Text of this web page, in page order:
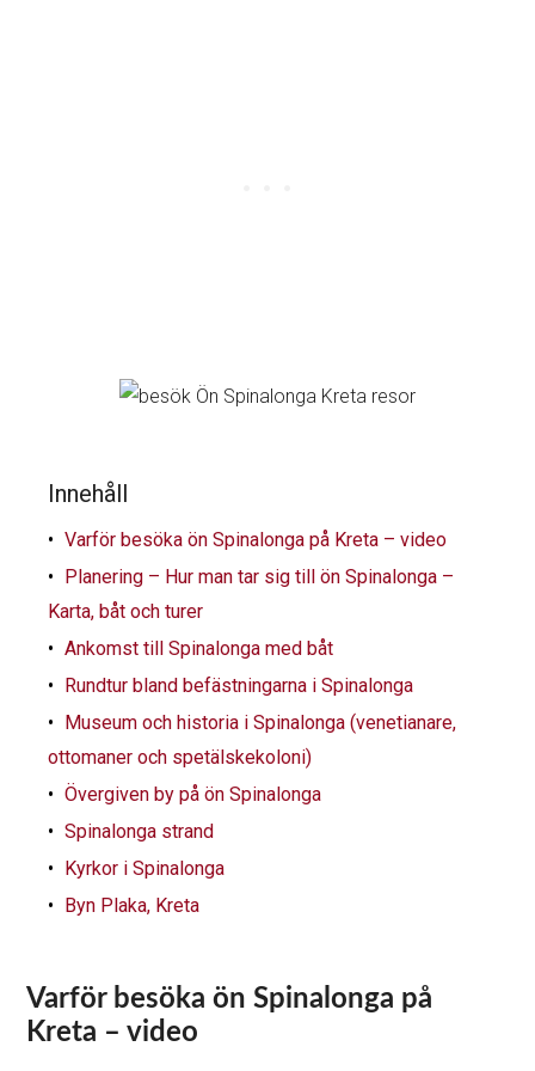
Innehåll
Varför besöka ön Spinalonga på Kreta – video
Planering – Hur man tar sig till ön Spinalonga –
Karta, båt och turer
Ankomst till Spinalonga med båt
Rundtur bland befästningarna i Spinalonga
Museum och historia i Spinalonga (venetianare,
ottomaner och spetälskekoloni)
Övergiven by på ön Spinalonga
Spinalonga strand
Kyrkor i Spinalonga
Byn Plaka, Kreta
Varför besöka ön Spinalonga på
Kreta – video